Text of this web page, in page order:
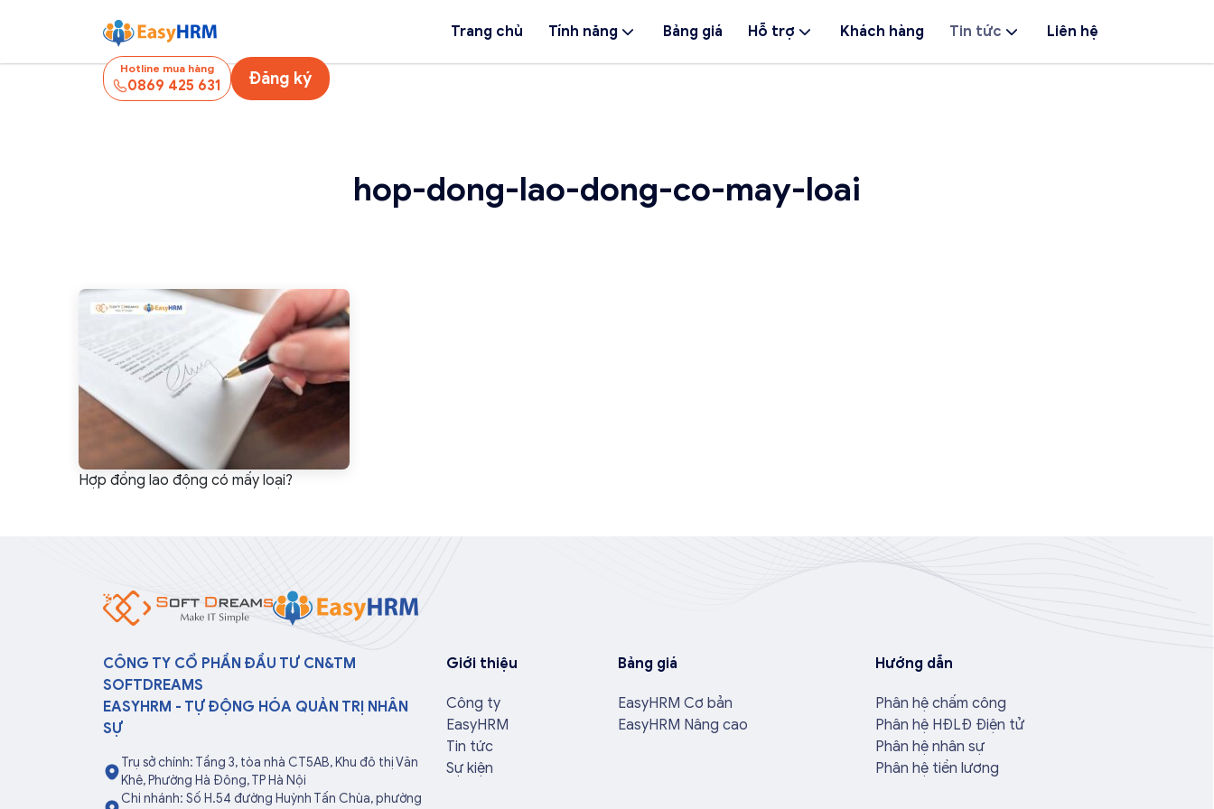
Trang chủ Tính năng Bảng giá Hỗ trợ Khách hàng Tin tức Liên hệ
Hotline mua hàng
0869 425 631 Đăng ký
hop-dong-lao-dong-co-may-loai
Hợp đồng lao động có mấy loại?
CÔNG TY CỔ PHẦN ĐẦU TƯ CN&TM
SOFTDREAMS
EASYHRM - TỰ ĐỘNG HÓA QUẢN TRỊ NHÂN
SỰ
Trụ sở chính: Tầng 3, tòa nhà CT5AB, Khu đô thị Văn
Khê, Phường Hà Đông, TP Hà Nội
Chi nhánh: Số H.54 đường Huỳnh Tấn Chùa, phường
Giới thiệu
Công ty
EasyHRM
Tin tức
Sự kiện
Bảng giá
EasyHRM Cơ bản
EasyHRM Nâng cao
Hướng dẫn
Phân hệ chấm công
Phân hệ HĐLĐ Điện tử
Phân hệ nhân sự
Phân hệ tiền lương